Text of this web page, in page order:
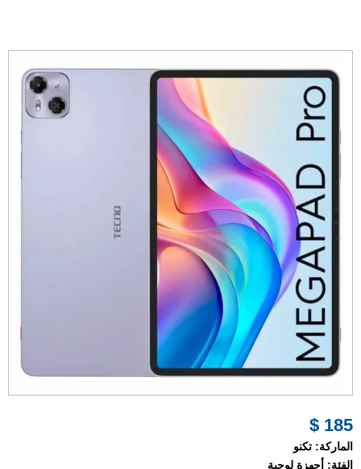
185 $
الماركة: تكنو
الفئة: أجهزة لوحية